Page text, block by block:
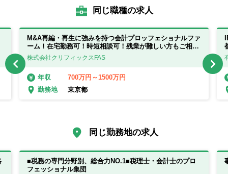
同じ職種の求人
M&A再編・再生に強みを持つ会計プロッフェショナルファ
ーム！在宅勤務可！時短相談可！残業が難しい方もご相談
ください！
株式会社クリフィックスFAS
年収
700万円～1500万円
勤務地
東京都
同じ勤務地の求人
■税務の専門分野別、総合力NO.1■税理士・会計士のプロ
フェッショナル集団